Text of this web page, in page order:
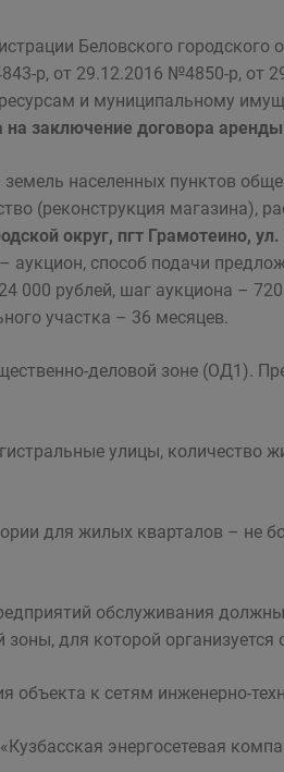
Беловского городского
р, от 29.12.2016 №4850-р, от
и муниципальному
заключение договора
земель населенных пунктов
(реконструкция магазина),
округ, пгт Грамотеино, ул.
аукцион, способ подачи
000 рублей, шаг аукциона –
участка – 36 месяцев.
деловой зоне (ОД1).
улицы, количество
для жилых кварталов – не
обслуживания
для которой организуется
к сетям инженерно-
энергосетевая